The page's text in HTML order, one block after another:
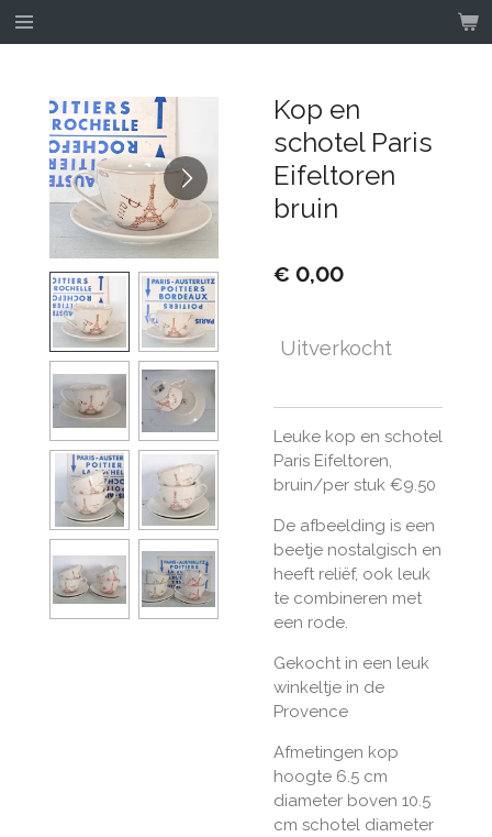
Ga
direct
hoofdinhoud
Kop en
schotel Paris
Eifeltoren
bruin
€ 0,00
Uitverkocht
Leuke kop en schotel
Paris Eifeltoren,
bruin/per stuk €9.50
De afbeelding is een
beetje nostalgisch en
heeft reliëf, ook leuk
te combineren met
een rode.
Gekocht in een leuk
winkeltje in de
Provence
Afmetingen kop
hoogte 6.5 cm
diameter boven 10.5
cm schotel diameter